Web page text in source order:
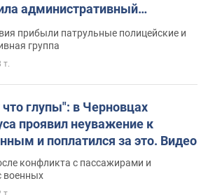
административный
прибыли патрульные полицейские и
группа
т.
глупы": в Черновцах
проявил неуважение к
и поплатился за это. Видео
конфликта с пассажирами и
военных